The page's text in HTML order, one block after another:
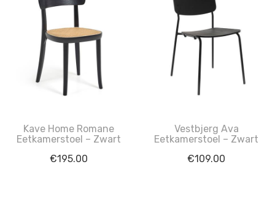
Kave Home Romane
Eetkamerstoel – Zwart
€195.00
Vestbjerg Ava
Eetkamerstoel – Zwart
€109.00